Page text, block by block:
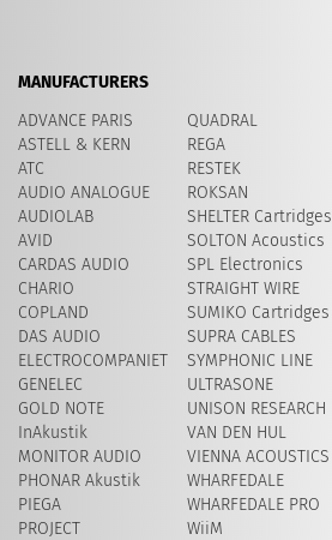
MANUFACTURERS
ADVANCE PARIS
ASTELL & KERN
ATC
AUDIO ANALOGUE
AUDIOLAB
AVID
CARDAS AUDIO
CHARIO
COPLAND
DAS AUDIO
ELECTROCOMPANIET
GENELEC
GOLD NOTE
InAkustik
MONITOR AUDIO
PHONAR Akustik
PIEGA
PROJECT
QUADRAL
REGA
RESTEK
ROKSAN
SHELTER Cartridges
​SOLTON Acoustics
SPL Electronics
STRAIGHT WIRE
SUMIKO Cartridges
SUPRA CABLES
SYMPHONIC LINE
ULTRASONE
UNISON RESEARCH
VAN DEN HUL
VIENNA ACOUSTICS
WHARFEDALE
WHARFEDALE PRO
WiiM